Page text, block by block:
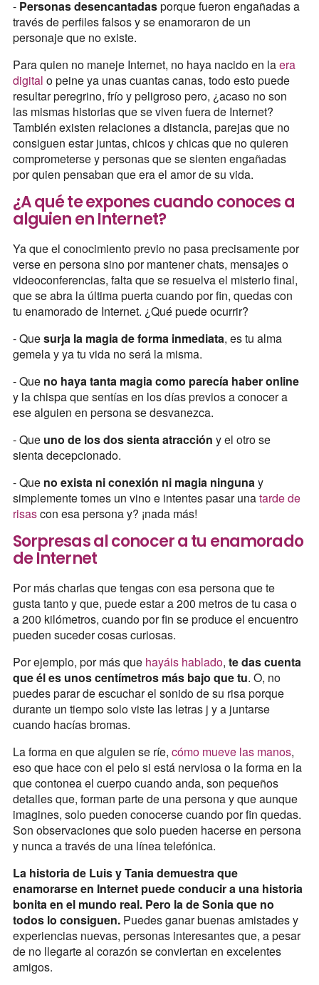
- Personas desencantadasporque fueron engañadas a
través de perfiles falsos y se enamoraron de un
personaje que no existe.
Para quien no maneje Internet, no haya nacido en laera
digital o peine ya unas cuantas canas, todo esto puede
resultar peregrino, frío y peligroso pero, ¿acaso no son
las mismas historias que se viven fuera de Internet?
También existen relaciones a distancia, parejas que no
consiguen estar juntas, chicos y chicas que no quieren
comprometerse y personas que se sienten engañadas
por quien pensaban que era el amor de su vida.
¿A qué te expones cuando conoces a
alguien en Internet?
Ya que el conocimiento previo no pasa precisamente por
verse en persona sino por mantener chats, mensajes o
videoconferencias, falta que se resuelva el misterio final,
que se abra la última puerta cuando por fin, quedas con
tu enamorado de Internet. ¿Qué puede ocurrir?
- Quesurja la magia de forma inmediata, es tu alma
gemela y ya tu vida no será la misma.
- Que no haya tanta magia como parecía haber online
y la chispa que sentías en los días previos a conocer a
ese alguien en persona se desvanezca.
- Que uno de los dos sienta atracción y el otro se
sienta decepcionado.
- Que no exista ni conexión ni magia ningunay
simplemente tomes un vino e intentes pasar unatarde de
risascon esa persona y? ¡nada más!
Sorpresas al conocer a tu enamorado
de Internet
Por más charlas que tengas con esa persona que te
gusta tanto y que, puede estar a 200 metros de tu casa o
a 200 kilómetros, cuando por fin se produce el encuentro
pueden suceder cosas curiosas.
Por ejemplo, por más que hayáis hablado, te das cuenta
que él es unos centímetros más bajo que tu. O, no
puedes parar de escuchar el sonido de su risa porque
durante un tiempo solo viste las letras j y a juntarse
cuando hacías bromas.
La forma en que alguien se ríe, cómo mueve las manos,
eso que hace con el pelo si está nerviosa o la forma en la
que contonea el cuerpo cuando anda, son pequeños
detalles que, forman parte de una persona y que aunque
imagines, solo pueden conocerse cuando por fin quedas.
Son observaciones que solo pueden hacerse en persona
y nunca a través de una línea telefónica.
La historia de Luis y Tania demuestra que
enamorarse en Internet puede conducir a una historia
bonita en el mundo real. Pero la de Sonia que no
todos lo consiguen.Puedes ganar buenas amistades y
experiencias nuevas, personas interesantes que, a pesar
de no llegarte al corazón se conviertan en excelentes
amigos.